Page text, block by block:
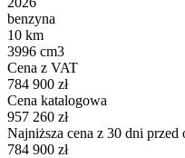
benzyna
10 km
3996 cm3
Cena z VAT
784 900 zł
Cena katalogowa
957 260 zł
Najniższa cena z 30 dni przed
784 900 zł